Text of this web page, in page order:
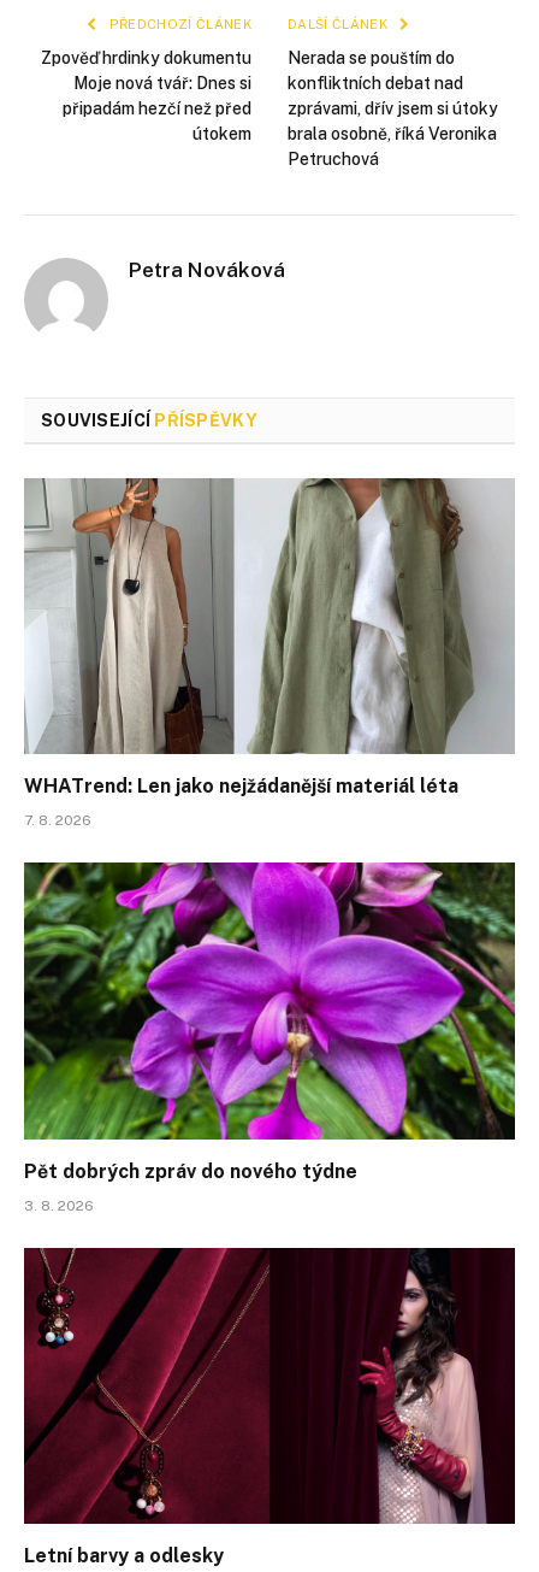
PŘEDCHOZÍ ČLÁNEK
Zpověď hrdinky dokumentu
Moje nová tvář: Dnes si
připadám hezčí než před
útokem
DALŠÍ ČLÁNEK
Nerada se pouštím do
konfliktních debat nad
zprávami, dřív jsem si útoky
brala osobně, říká Veronika
Petruchová
Petra Nováková
SOUVISEJÍCÍ PŘÍSPĚVKY
WHATrend: Len jako nejžádanější materiál léta
7. 8. 2026
Pět dobrých zpráv do nového týdne
3. 8. 2026
Letní barvy a odlesky